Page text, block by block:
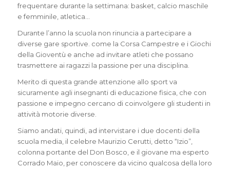
frequentare durante la settimana: basket, calcio maschile
e femminile, atletica…
Durante l’anno la scuola non rinuncia a partecipare a
diverse gare sportive. come la Corsa Campestre e i Giochi
della Gioventù e anche ad invitare atleti che possano
trasmettere ai ragazzi la passione per una disciplina.
Merito di questa grande attenzione allo sport va
sicuramente agli insegnanti di educazione fisica, che con
passione e impegno cercano di coinvolgere gli studenti in
attività motorie diverse.
Siamo andati, quindi, ad intervistare i due docenti della
scuola media, il celebre Maurizio Cerutti, detto “Izio”,
colonna portante del Don Bosco, e il giovane ma esperto
Corrado Maio, per conoscere da vicino qualcosa della loro